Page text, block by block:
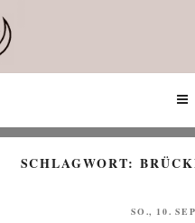
Inhalt
springen
SCHLAGWORT:
SO., 10.